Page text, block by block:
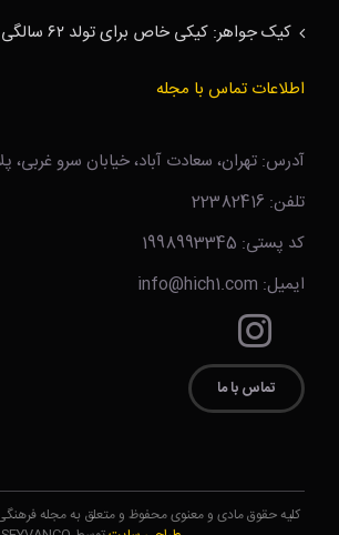
کیک جواهر: کیکی خاص برای تولد ۶۲ سالگی نیتا آمبانی
اطلاعات تماس با مجله
آدرس: تهران، سعادت آباد، خیابان سرو غربی،
تلفن: 22382416
کد پستی: 1998993345
ایمیل: info@hich1.com
تماس با ما
کلیه حقوق مادی و معنوی محفوظ و متعلق به مجله